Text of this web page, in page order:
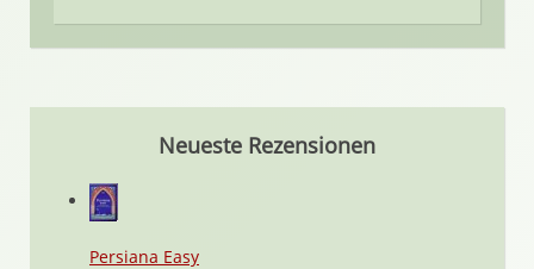
Neueste Rezensionen
Persiana Easy